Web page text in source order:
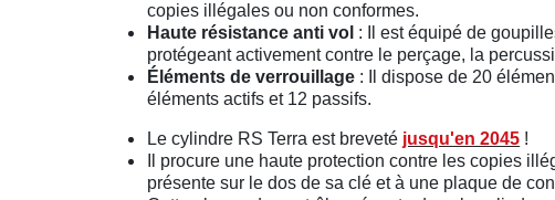
copies illégales ou non conformes.
Haute résistance anti vol : Il est équipé de
protégeant activement contre le perçage, la
Éléments de verrouillage : Il dispose de 20
éléments actifs et 12 passifs.
Le cylindre RS Terra est breveté jusqu'en 2045 !
Il procure une haute protection contre les copies
présente sur le dos de sa clé et à une plaque de